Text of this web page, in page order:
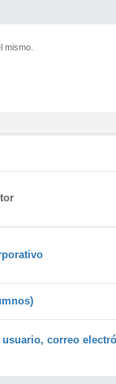
mismo.
correo